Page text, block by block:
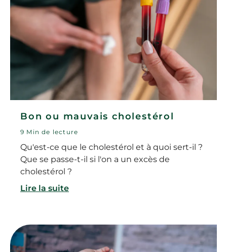
Bon ou mauvais cholestérol
9 Min de lecture
Qu'est-ce que le cholestérol et à quoi sert-il ?
Que se passe-t-il si l'on a un excès de
cholestérol ?
Lire la suite